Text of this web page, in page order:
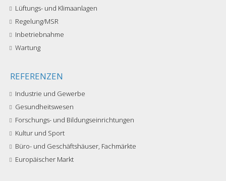
Lüftungs- und Klimaanlagen
Regelung/MSR
Inbetriebnahme
Wartung
REFERENZEN
Industrie und Gewerbe
Gesundheitswesen
Forschungs- und Bildungseinrichtungen
Kultur und Sport
Büro- und Geschäftshäuser, Fachmärkte
Europäischer Markt